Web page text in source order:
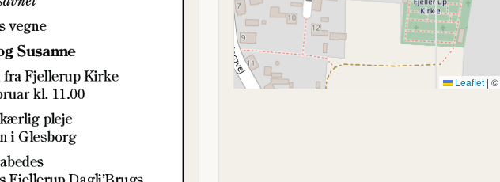
Leaflet | ©